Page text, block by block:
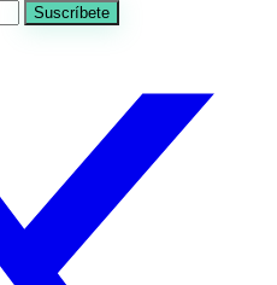
Suscríbete